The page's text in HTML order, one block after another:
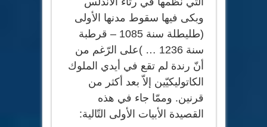
وبكى فيها سقوط مدنها الأولى
(طليطلة سنة 1085 – قرطبة
سنة 1236 … )على الرّغم من
أنّ رندة لم تقع في أيدي الملوك
الكاتوليكيّين إلاّ بعد أكثر من
قرنين. وممّا جاء في هذه
القصيدة الأبيات الأولى التّالية: